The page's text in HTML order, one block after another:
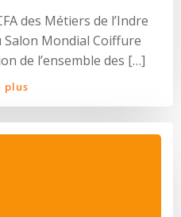
des Métiers de l’Indre
Mondial Coiffure
de l’ensemble des […]
plus